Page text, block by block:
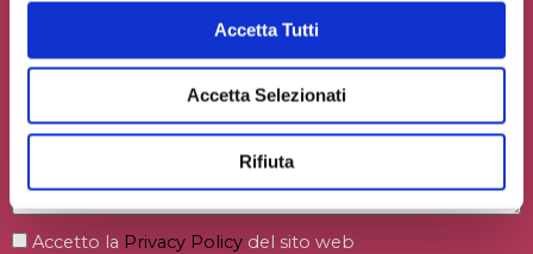
Accetta Tutti
Accetta Selezionati
Rifiuta
Accetto la Privacy Policy del sito web